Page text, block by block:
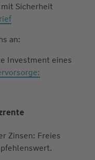
Sicherheit
an:
Investment eines
Zinsen: Freies